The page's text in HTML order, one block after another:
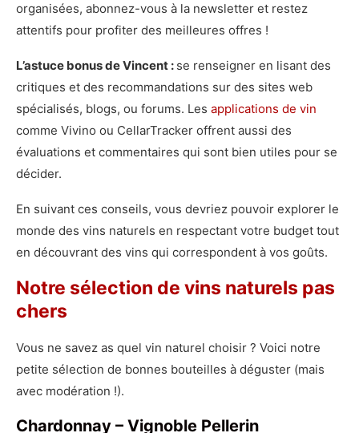
organisées, abonnez-vous à la newsletter et restez
attentifs pour profiter des meilleures offres !
L’astuce bonus de Vincent : se renseigner en lisant des
critiques et des recommandations sur des sites web
spécialisés, blogs, ou forums. Les applications de vin
comme Vivino ou CellarTracker offrent aussi des
évaluations et commentaires qui sont bien utiles pour se
décider.
En suivant ces conseils, vous devriez pouvoir explorer le
monde des vins naturels en respectant votre budget tout
en découvrant des vins qui correspondent à vos goûts.
Notre sélection de vins naturels pas
chers
Vous ne savez as quel vin naturel choisir ? Voici notre
petite sélection de bonnes bouteilles à déguster (mais
avec modération !).
Chardonnay – Vignoble Pellerin